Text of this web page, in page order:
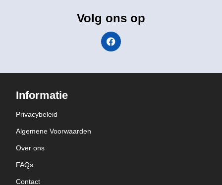
Volg ons op
Informatie
Privacybeleid
Algemene Voorwaarden
Over ons
FAQs
Contact